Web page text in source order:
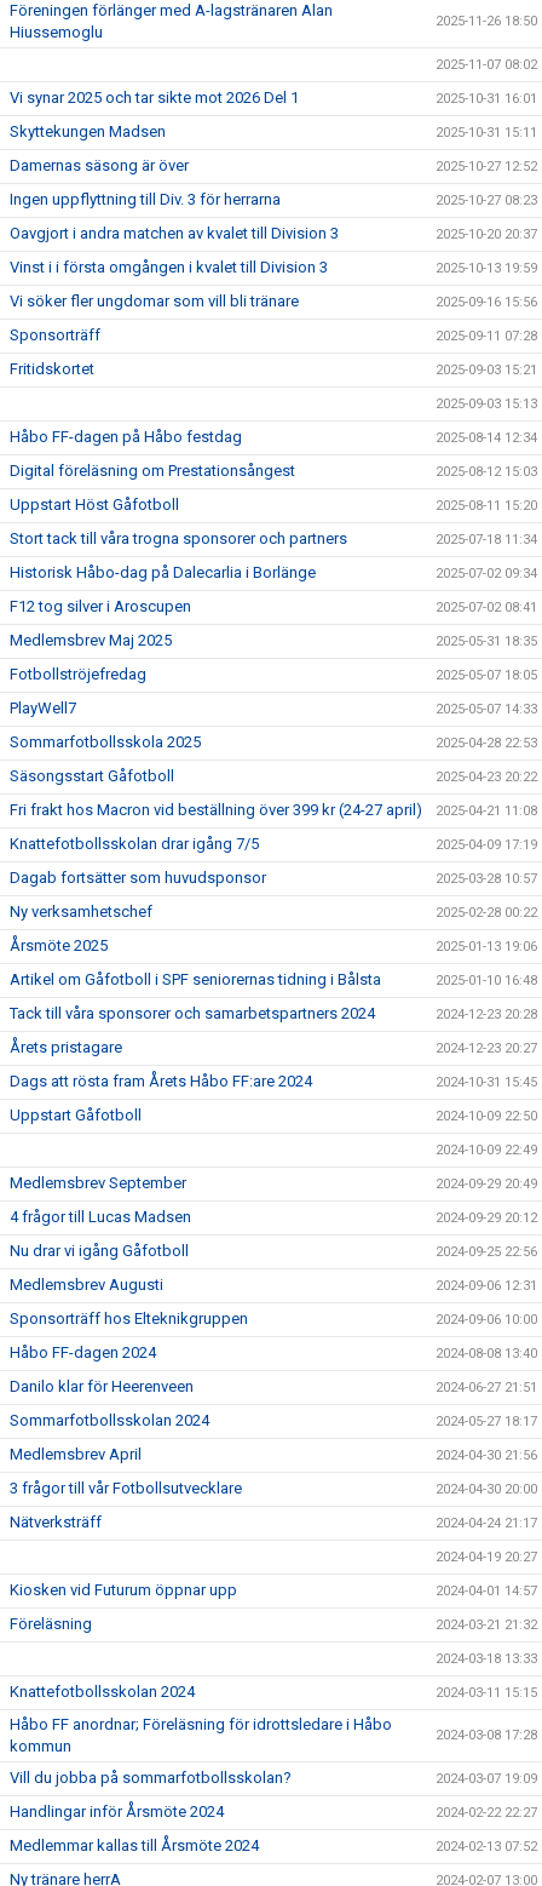
Föreningen förlänger med A-lagstränaren Alan
Hiussemoglu
2025-11-26 18:50
2025-11-07 08:02
Vi synar 2025 och tar sikte mot 2026 Del 1 2025-10-31 16:01
Skyttekungen Madsen 2025-10-31 15:11
Damernas säsong är över 2025-10-27 12:52
Ingen uppflyttning till Div. 3 för herrarna 2025-10-27 08:23
Oavgjort i andra matchen av kvalet till Division 3 2025-10-20 20:37
Vinst i i första omgången i kvalet till Division 3 2025-10-13 19:59
Vi söker fler ungdomar som vill bli tränare 2025-09-16 15:56
Sponsorträff 2025-09-11 07:28
Fritidskortet 2025-09-03 15:21
2025-09-03 15:13
Håbo FF-dagen på Håbo festdag 2025-08-14 12:34
Digital föreläsning om Prestationsångest 2025-08-12 15:03
Uppstart Höst Gåfotboll 2025-08-11 15:20
Stort tack till våra trogna sponsorer och partners 2025-07-18 11:34
Historisk Håbo-dag på Dalecarlia i Borlänge 2025-07-02 09:34
F12 tog silver i Aroscupen 2025-07-02 08:41
Medlemsbrev Maj 2025 2025-05-31 18:35
Fotbollströjefredag 2025-05-07 18:05
PlayWell7 2025-05-07 14:33
Sommarfotbollsskola 2025 2025-04-28 22:53
Säsongsstart Gåfotboll 2025-04-23 20:22
Fri frakt hos Macron vid beställning över 399 kr (24-27 april) 2025-04-21 11:08
Knattefotbollsskolan drar igång 7/5 2025-04-09 17:19
Dagab fortsätter som huvudsponsor 2025-03-28 10:57
Ny verksamhetschef 2025-02-28 00:22
Årsmöte 2025 2025-01-13 19:06
Artikel om Gåfotboll i SPF seniorernas tidning i Bålsta 2025-01-10 16:48
Tack till våra sponsorer och samarbetspartners 2024 2024-12-23 20:28
Årets pristagare 2024-12-23 20:27
Dags att rösta fram Årets Håbo FF:are 2024 2024-10-31 15:45
Uppstart Gåfotboll 2024-10-09 22:50
2024-10-09 22:49
Medlemsbrev September 2024-09-29 20:49
4 frågor till Lucas Madsen 2024-09-29 20:12
Nu drar vi igång Gåfotboll 2024-09-25 22:56
Medlemsbrev Augusti 2024-09-06 12:31
Sponsorträff hos Elteknikgruppen 2024-09-06 10:00
Håbo FF-dagen 2024 2024-08-08 13:40
Danilo klar för Heerenveen 2024-06-27 21:51
Sommarfotbollsskolan 2024 2024-05-27 18:17
Medlemsbrev April 2024-04-30 21:56
3 frågor till vår Fotbollsutvecklare 2024-04-30 20:00
Nätverksträff 2024-04-24 21:17
2024-04-19 20:27
Kiosken vid Futurum öppnar upp 2024-04-01 14:57
Föreläsning 2024-03-21 21:32
2024-03-18 13:33
Knattefotbollsskolan 2024 2024-03-11 15:15
Håbo FF anordnar; Föreläsning för idrottsledare i Håbo
kommun
2024-03-08 17:28
Vill du jobba på sommarfotbollsskolan? 2024-03-07 19:09
Handlingar inför Årsmöte 2024 2024-02-22 22:27
Medlemmar kallas till Årsmöte 2024 2024-02-13 07:52
Ny tränare herrA 2024-02-07 13:00